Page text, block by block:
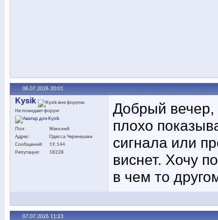
06.07.2026 20:01
Kysik
Не покидает форум
Пол
Женский
Адрес
Одесса,Черемушки
Сообщений
19,144
Репутация
18228
Добрый вечер,
плохо
сигнала или
виснет. Хочу
в чем то
07.07.2026 11:23